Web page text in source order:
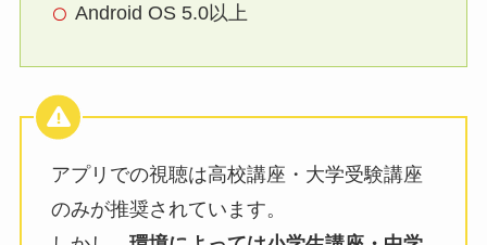
Android OS 5.0以上
アプリでの視聴は高校講座・大学受験講座
のみが推奨されています。